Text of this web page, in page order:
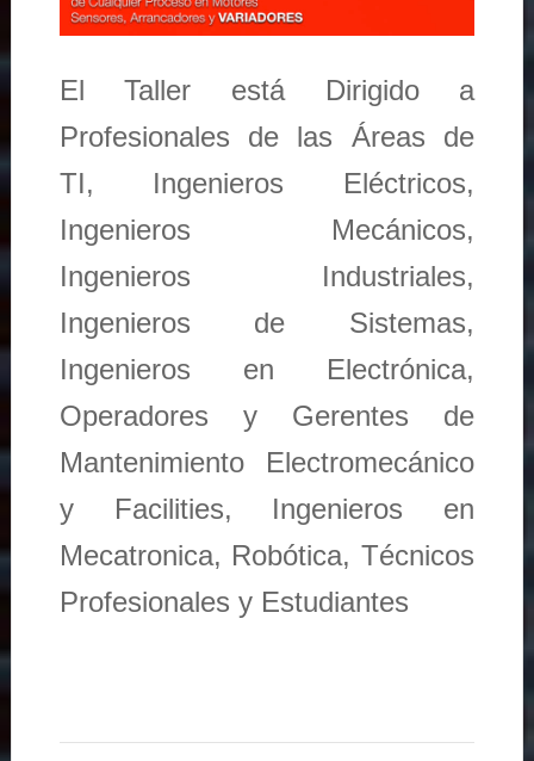
El Taller está Dirigido a
Profesionales de las Áreas de
TI, Ingenieros Eléctricos,
Ingenieros Mecánicos,
Ingenieros Industriales,
Ingenieros de Sistemas,
Ingenieros en Electrónica,
Operadores y Gerentes de
Mantenimiento Electromecánico
y Facilities, Ingenieros en
Mecatronica, Robótica, Técnicos
Profesionales y Estudiantes